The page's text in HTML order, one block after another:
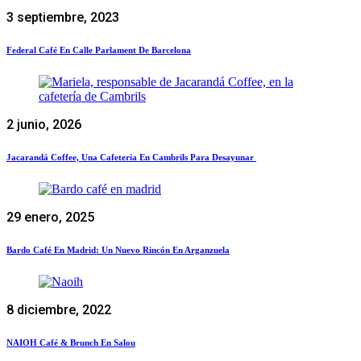
3 septiembre, 2023
Federal Café En Calle Parlament De Barcelona
2 junio, 2026
Jacarandá Coffee, Una Cafetería En Cambrils Para Desayunar
29 enero, 2025
Bardo Café En Madrid: Un Nuevo Rincón En Arganzuela
8 diciembre, 2022
NAIOH Café & Brunch En Salou